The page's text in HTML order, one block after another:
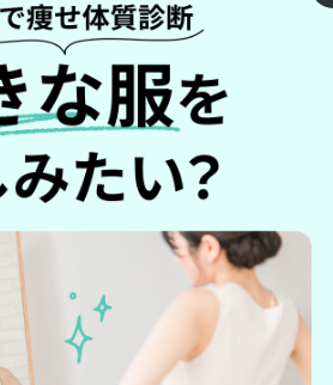
代女性（購入歴2ヶ月）
めた影響で、食生活や運動習慣
った」
みやすい」
し、健康意識も高まるので良いと感
女性（購入歴5ヶ月）